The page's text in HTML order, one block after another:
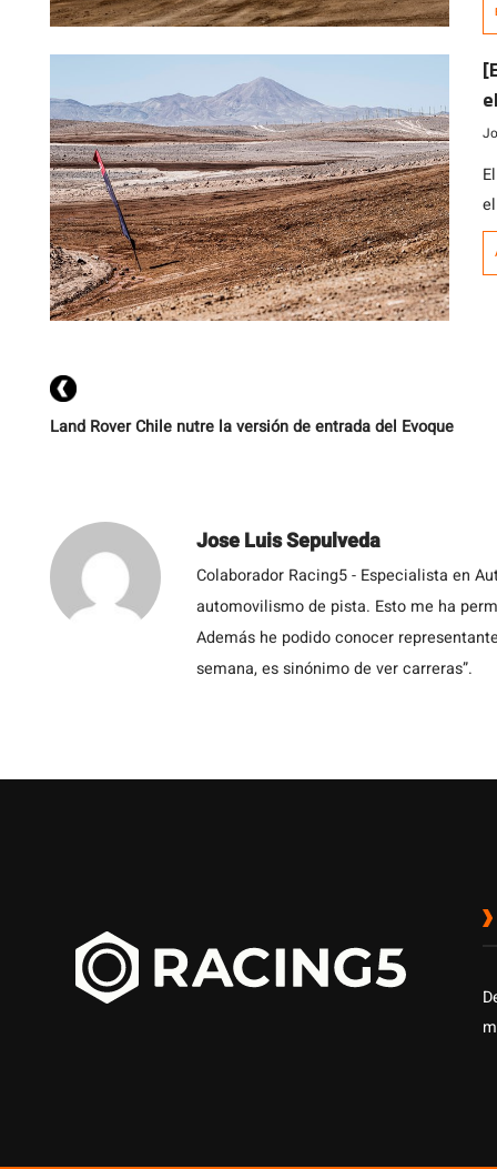
Land Rover Chile nutre la versión de entrada del Evoque
Jose Luis Sepulveda
Colaborador Racing5 - Especialista en
automovilismo de pista. Esto me ha
Además he podido conocer
semana, es sinónimo de ver carreras”.